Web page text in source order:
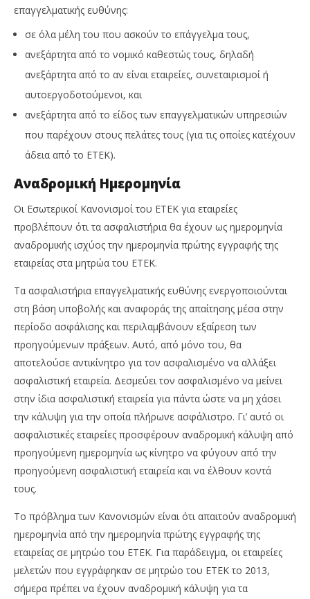
επαγγελματικής ευθύνης:
σε όλα μέλη του που ασκούν το επάγγελμα τους,
ανεξάρτητα από το νομικό καθεστώς τους, δηλαδή
ανεξάρτητα από το αν είναι εταιρείες, συνεταιρισμοί ή
αυτοεργοδοτούμενοι, και
ανεξάρτητα από το είδος των επαγγελματικών υπηρεσιών
που παρέχουν στους πελάτες τους (για τις οποίες κατέχουν
άδεια από το ΕΤΕΚ).
Αναδρομική Ημερομηνία
Οι Εσωτερικοί Κανονισμοί του ΕΤΕΚ για εταιρείες
προβλέπουν ότι τα ασφαλιστήρια θα έχουν ως ημερομηνία
αναδρομικής ισχύος την ημερομηνία πρώτης εγγραφής της
εταιρείας στα μητρώα του ΕΤΕΚ.
Τα ασφαλιστήρια επαγγελματικής ευθύνης ενεργοποιούνται
στη βάση υποβολής και αναφοράς της απαίτησης μέσα στην
περίοδο ασφάλισης και περιλαμβάνουν εξαίρεση των
προηγούμενων πράξεων. Αυτό, από μόνο του, θα
αποτελούσε αντικίνητρο για τον ασφαλισμένο να αλλάξει
ασφαλιστική εταιρεία. Δεσμεύει τον ασφαλισμένο να μείνει
στην ίδια ασφαλιστική εταιρεία για πάντα ώστε να μη χάσει
την κάλυψη για την οποία πλήρωνε ασφάλιστρο. Γι’ αυτό οι
ασφαλιστικές εταιρείες προσφέρουν αναδρομική κάλυψη από
προηγούμενη ημερομηνία ως κίνητρο να φύγουν από την
προηγούμενη ασφαλιστική εταιρεία και να έλθουν κοντά
τους.
Το πρόβλημα των Κανονισμών είναι ότι απαιτούν αναδρομική
ημερομηνία από την ημερομηνία πρώτης εγγραφής της
εταιρείας σε μητρώο του ΕΤΕΚ. Για παράδειγμα, οι εταιρείες
μελετών που εγγράφηκαν σε μητρώο του ΕΤΕΚ το 2013,
σήμερα πρέπει να έχουν αναδρομική κάλυψη για τα